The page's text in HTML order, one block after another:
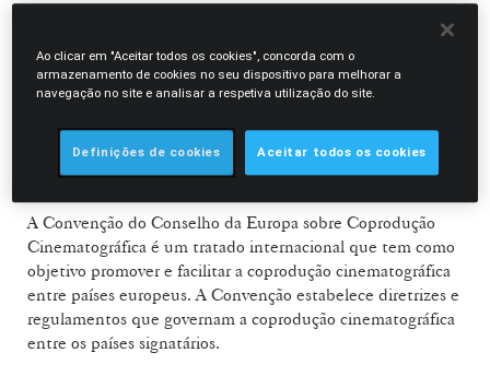
O Decreto do Presidente foi publicado após a
da Assembleia da República n.º 105/2023, que aprovou a
referida Convenção.
O que é a Convenção do Conselho da Europa sobre
Coprodução Cinematográfica?
A Convenção do Conselho da Europa sobre Coprodução
Cinematográfica é um tratado internacional que tem como
objetivo promover e facilitar a coprodução cinematográfica
entre países europeus. A Convenção estabelece diretrizes e
regulamentos que governam a coprodução cinematográfica
entre os países signatários.
Ao clicar em "Aceitar todos os cookies", concorda com o
armazenamento de cookies no seu dispositivo para melhorar a
navegação no site e analisar a respetiva utilização do site.
Definições de cookies Aceitar todos os cookies